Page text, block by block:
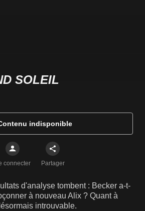
SOLEIL
indisponible
connecter Partager
d'analyse tombent : Becker a-t-
à nouveau Alix ? Quant à
introuvable.